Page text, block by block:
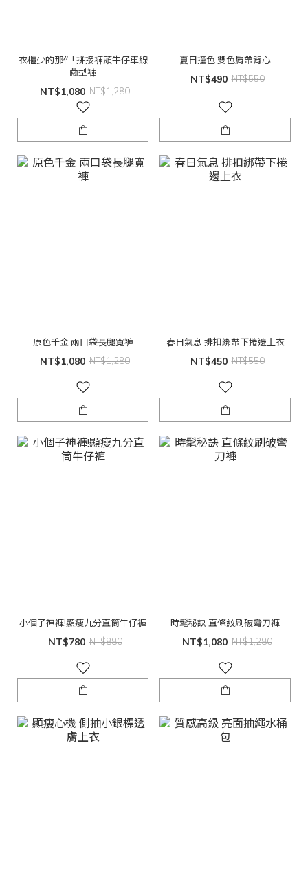
衣櫃少的那件! 拼接褲頭牛仔車線
繭型褲
NT$1,080 NT$1,280
夏日撞色 雙色肩帶背心
NT$490 NT$550
原色千金 兩口袋長腿寬褲
NT$1,080 NT$1,280
春日氣息 排扣綁帶下捲邊上衣
NT$450 NT$550
小個子神褲!顯瘦九分直筒牛仔褲
NT$780 NT$880
時髦秘訣 直條紋刷破彎刀褲
NT$1,080 NT$1,280